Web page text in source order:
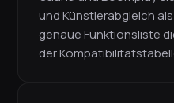
und Künstlerabgleich
genaue Funktionsliste
der